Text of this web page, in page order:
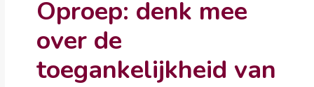
Oproep: denk mee
over de
toegankelijkheid van